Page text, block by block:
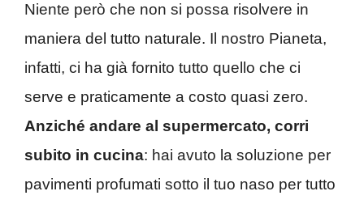
Niente però che non si possa risolvere in
maniera del tutto naturale. Il nostro Pianeta,
infatti, ci ha già fornito tutto quello che ci
serve e praticamente a costo quasi zero.
Anziché andare al supermercato, corri
subito in cucina: hai avuto la soluzione per
pavimenti profumati sotto il tuo naso per tutto